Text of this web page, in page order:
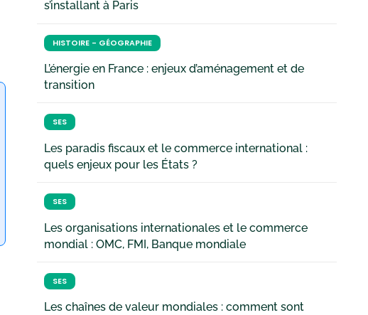
s’installant à Paris
HISTOIRE - GÉOGRAPHIE
L’énergie en France : enjeux d’aménagement et de
transition
SES
Les paradis fiscaux et le commerce international :
quels enjeux pour les États ?
SES
Les organisations internationales et le commerce
mondial : OMC, FMI, Banque mondiale
SES
Les chaînes de valeur mondiales : comment sont